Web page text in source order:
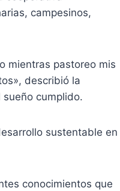
campesinos,
mientras pastoreo mis
describió la
cumplido.
sustentable en
conocimientos que